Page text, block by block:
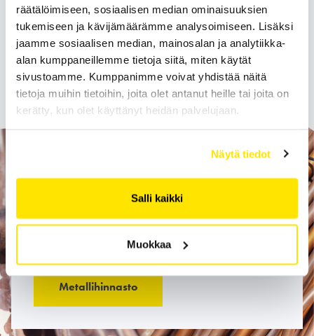
räätälöimiseen, sosiaalisen median ominaisuuksien
tukemiseen ja kävijämäärämme analysoimiseen. Lisäksi
jaamme sosiaalisen median, mainosalan ja analytiikka-
alan kumppaneillemme tietoja siitä, miten käytät
sivustoamme. Kumppanimme voivat yhdistää näitä
tietoja muihin tietoihin, joita olet antanut heille tai joita on
kerätty, kun olet käyttänyt heidän palvelujaan.
Näytä tiedot
Salli kaikki
Muokkaa
Lisätietoa
Lisätietoa antaa erika.mutanen@romuta.fi
Katso metallihinnasto
Tarkista, paljonko maksaisimme
metalliromuistasi rahaa tällä hetkellä
Metallihinnasto